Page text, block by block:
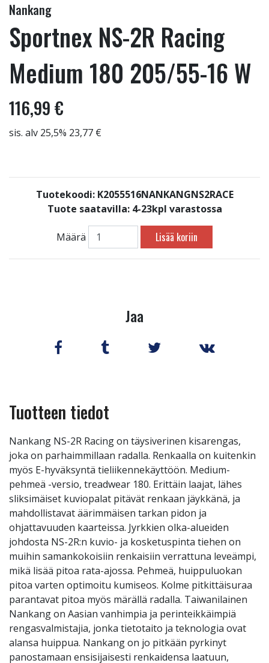
Nankang
Sportnex NS-2R Racing
Medium 180 205/55-16 W
116,99 €
sis. alv 25,5% 23,77 €
Tuotekoodi: K2055516NANKANGNS2RACE
Tuote saatavilla: 4-23kpl varastossa
Määrä Lisää koriin
Jaa
Tuotteen tiedot
Nankang NS-2R Racing on täysiverinen kisarengas,
joka on parhaimmillaan radalla. Renkaalla on kuitenkin
myös E-hyväksyntä tieliikennekäyttöön. Medium-
pehmeä -versio, treadwear 180. Erittäin laajat, lähes
sliksimäiset kuviopalat pitävät renkaan jäykkänä, ja
mahdollistavat äärimmäisen tarkan pidon ja
ohjattavuuden kaarteissa. Jyrkkien olka-alueiden
johdosta NS-2R:n kuvio- ja kosketuspinta tiehen on
muihin samankokoisiin renkaisiin verrattuna leveämpi,
mikä lisää pitoa rata-ajossa. Pehmeä, huippuluokan
pitoa varten optimoitu kumiseos. Kolme pitkittäisuraa
parantavat pitoa myös märällä radalla. Taiwanilainen
Nankang on Aasian vanhimpia ja perinteikkäimpiä
rengasvalmistajia, jonka tietotaito ja teknologia ovat
alansa huippua. Nankang on jo pitkään pyrkinyt
panostamaan ensisijaisesti renkaidensa laatuun,